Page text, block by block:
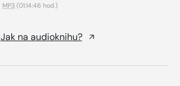
MP3 (01:14:46 hod.)
Jak na audioknihu?